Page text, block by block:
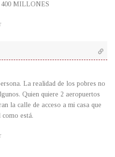
MILLONES
La realidad de los pobres no
Quien quiere 2 aeropuertos
la calle de acceso a mi casa que
está.